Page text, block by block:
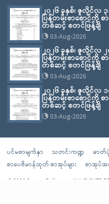
၂၀၂၆ ခုနှစ်၊ ဇူလိုင်
ပြန်တမ်းစာစောင်ကို စ
တစ်ဆင့် စတင်ဖြန့်ချိ
03-Aug-2026
၂၀၂၆ ခုနှစ်၊ ဇူလိုင်
ပြန်တမ်းစာစောင်ကို စ
တစ်ဆင့် စတင်ဖြန့်ချိ
03-Aug-2026
၂၀၂၆ ခုနှစ်၊ ဇူလိုင်
ပြန်တမ်းစာစောင်ကို စ
တစ်ဆင့် စတင်ဖြန့်ချိ
03-Aug-2026
ပင်မစာမျက်နှာ သတင်းကဏ္ဍ ဓာတ်
စာပေဗိမာန်ထုတ် စာအုပ်များ
စာအုပ်အ
© 2026 Sarpay Beikman - ALL RIGHTS